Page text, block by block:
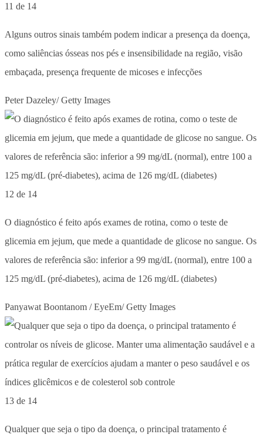
11 de 14
Alguns outros sinais também podem indicar a presença da doença,
como saliências ósseas nos pés e insensibilidade na região, visão
embaçada, presença frequente de micoses e infecções
Peter Dazeley/ Getty Images
12 de 14
O diagnóstico é feito após exames de rotina, como o teste de
glicemia em jejum, que mede a quantidade de glicose no sangue. Os
valores de referência são: inferior a 99 mg/dL (normal), entre 100 a
125 mg/dL (pré-diabetes), acima de 126 mg/dL (diabetes)
Panyawat Boontanom / EyeEm/ Getty Images
13 de 14
Qualquer que seja o tipo da doença, o principal tratamento é